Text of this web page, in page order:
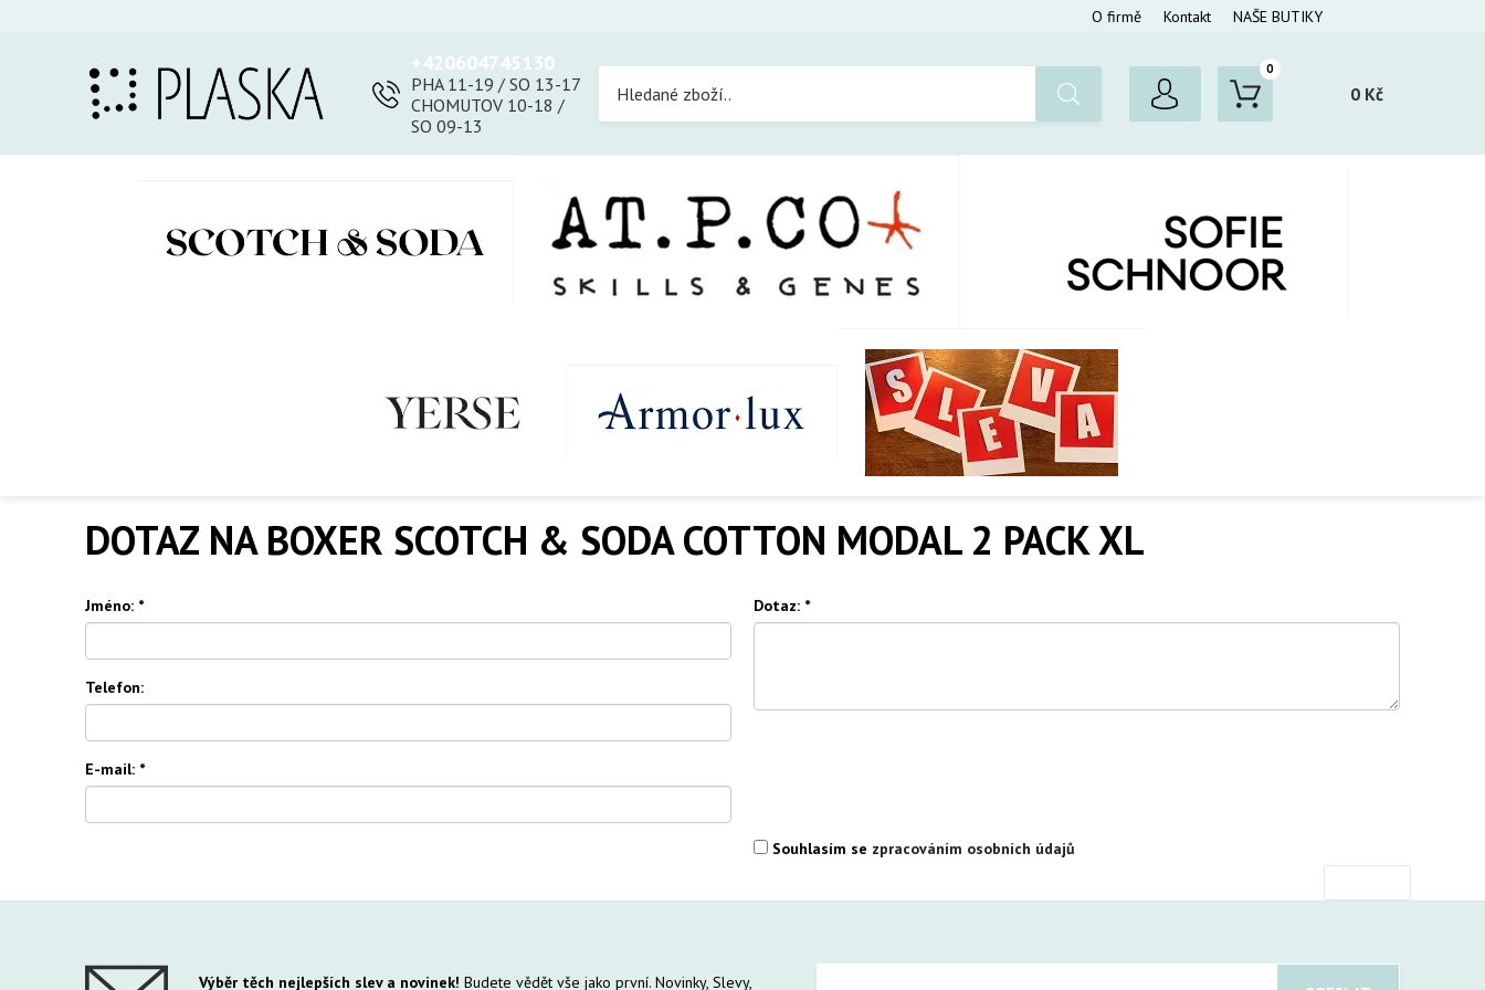
O firmě Kontakt NAŠE BUTIKY
+420604745130
PHA 11-19 / SO 13-17
CHOMUTOV 10-18 /
SO 09-13
0
0 Kč
DOTAZ NA BOXER SCOTCH & SODA COTTON MODAL 2 PACK XL
Jméno: *
Telefon:
E-mail: *
Dotaz: *
Souhlasím se zpracováním osobních údajů
Výběr těch nejlepších slev a novinek! Budete vědět vše jako první. Novinky, Slevy,